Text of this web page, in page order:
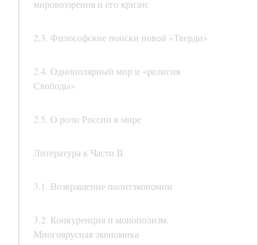
мировоззрения и его кризис
2.3. Философские поиски новой «Тверди»
2.4. Однополярный мир и «религия
Свободы»
2.5. О роли России в мире
Литература к Части II
3.1. Возвращение политэкономии
3.2. Конкуренция и монополизм.
Многоярусная экономика